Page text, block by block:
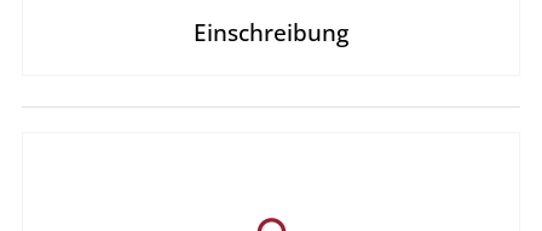
Einschreibung